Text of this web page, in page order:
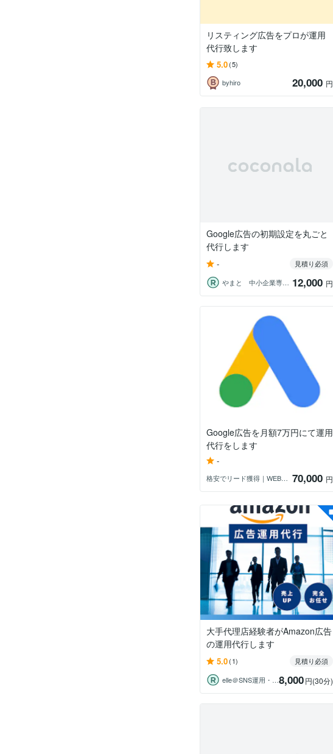
リスティング広告をプロが運用
代行致します
5.0(5)
byhiro
20,000 円
Google広告の初期設定を丸ごと
代行します
-
見積り必須
やまと 中小企業専門Webマーケター
12,000 円
Google広告を月額7万円にて運用
代行をします
-
格安でリード獲得｜WEB集客が得意な人 70,000 円
大手代理店経験者がAmazon広告
の運用代行します
5.0(1)
見積り必須
elle＠SNS運用・Amazon広告 8,000円(30分)